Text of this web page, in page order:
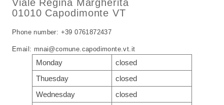
Viale Regina Margherita
01010 Capodimonte VT
Phone number: +39 0761872437
Email: mnai@comune.capodimonte.vt.it
Monday
closed
Thuesday
closed
Wednesday
closed